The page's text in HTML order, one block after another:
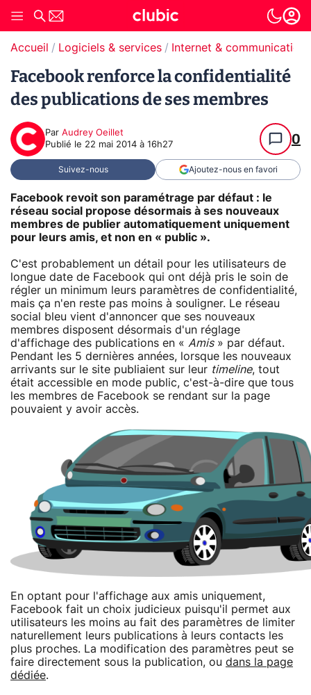
Accueil Logiciels & services Internet & communication
Facebook renforce la confidentialité
des publications de ses membres
Par Audrey Oeillet
Publié le 22 mai 2014 à 16h27 0
Suivez-nous Ajoutez-nous en favori
Facebook revoit son paramétrage par défaut : le
réseau social propose désormais à ses nouveaux
membres de publier automatiquement uniquement
pour leurs amis, et non en « public ».
C'est probablement un détail pour les utilisateurs de
longue date de Facebook qui ont déjà pris le soin de
régler un minimum leurs paramètres de confidentialité,
mais ça n'en reste pas moins à souligner. Le réseau
social bleu vient d'annoncer que ses nouveaux
membres disposent désormais d'un réglage
d'affichage des publications en « Amis» par défaut.
Pendant les 5 dernières années, lorsque les nouveaux
arrivants sur le site publiaient sur leur timeline, tout
était accessible en mode public, c'est-à-dire que tous
les membres de Facebook se rendant sur la page
pouvaient y avoir accès.
En optant pour l'affichage aux amis uniquement,
Facebook fait un choix judicieux puisqu'il permet aux
utilisateurs les moins au fait des paramètres de limiter
naturellement leurs publications à leurs contacts les
plus proches. La modification des paramètres peut se
faire directement sous la publication, ou dans la page
dédiée.